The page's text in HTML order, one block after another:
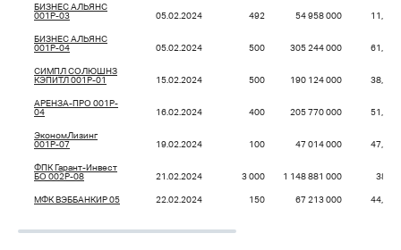
БИЗНЕС АЛЬЯНС
001P-03
05.02.2024 492 54 958 000 11,16%
БИЗНЕС АЛЬЯНС
001P-04
05.02.2024 500 305 244 000 61,05%
СИМПЛ СОЛЮШНЗ
КЭПИТЛ 001Р-01
15.02.2024 500 190 124 000 38,02%
АРЕНЗА-ПРО 001P-
04
16.02.2024 400 205 770 000 51,44%
ЭкономЛизинг
001Р-07
19.02.2024 100 47 014 000 47,01%
ФПК Гарант-Инвест
БО 002Р-08
21.02.2024 3 000 1 148 881 000 38,3%
МФК ВЭББАНКИР 05 22.02.2024 150 67 213 000 44,81%